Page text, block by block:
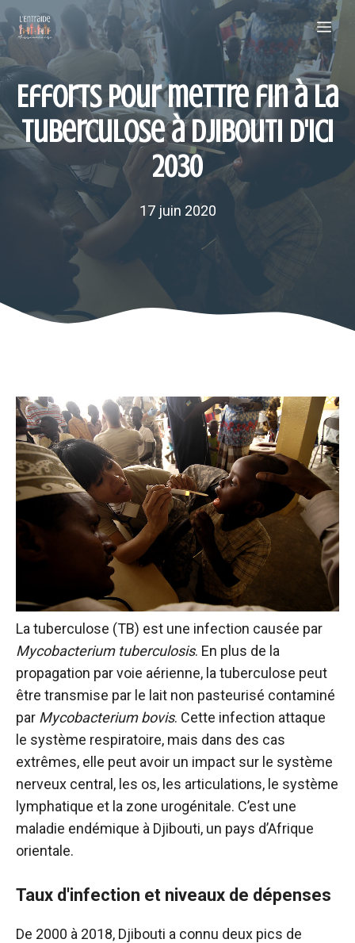
au
contenu
Efforts pour mettre fin à la
tuberculose à Djibouti d'ici
2030
17 juin 2020
La tuberculose (TB) est une infection causée par
Mycobacterium tuberculosis. En plus de la
propagation par voie aérienne, la tuberculose peut
être transmise par le lait non pasteurisé contaminé
par Mycobacterium bovis. Cette infection attaque
le système respiratoire, mais dans des cas
extrêmes, elle peut avoir un impact sur le système
nerveux central, les os, les articulations, le système
lymphatique et la zone urogénitale. C’est une
maladie endémique à Djibouti, un pays d’Afrique
orientale.
Taux d'infection et niveaux de dépenses
De 2000 à 2018, Djibouti a connu deux pics de